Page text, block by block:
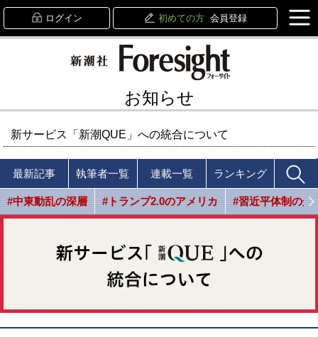
ログイン 初めての方 会員登録
お知らせ
新サービス「新潮QUE」への統合について
最新記事 執筆者一覧 連載一覧 ランキング
#中東動乱の深層 #トランプ2.0のアメリカ #習近平体制の光